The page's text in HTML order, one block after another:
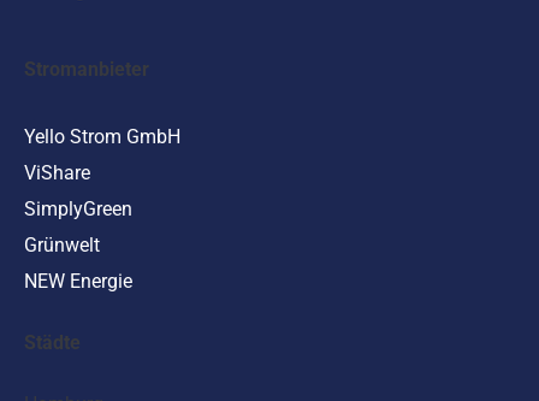
Stromanbieter
Yello Strom GmbH
ViShare
SimplyGreen
Grünwelt
NEW Energie
Städte